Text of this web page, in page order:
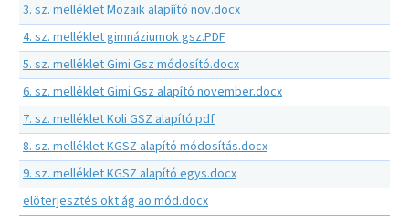
3. sz. melléklet Mozaik alapíító nov.docx
4. sz. melléklet gimnáziumok gsz.PDF
5. sz. melléklet Gimi Gsz módosító.docx
6. sz. melléklet Gimi Gsz alapító november.docx
7. sz. melléklet Koli GSZ alapító.pdf
8. sz. melléklet KGSZ alapító módosítás.docx
9. sz. melléklet KGSZ alapító egys.docx
elöterjesztés okt ág ao mód.docx